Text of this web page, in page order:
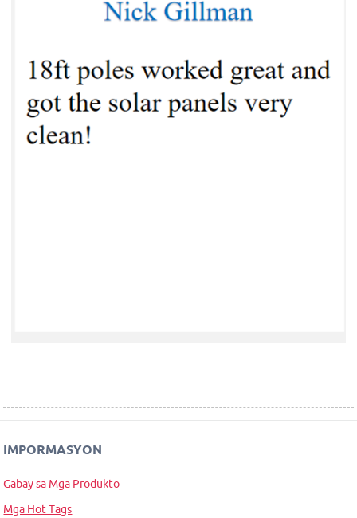
IMPORMASYON
Gabay sa Mga Produkto
Mga Hot Tags